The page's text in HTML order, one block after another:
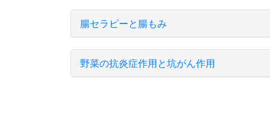
腸セラピーと腸もみ
野菜の抗炎症作用と坑がん作用